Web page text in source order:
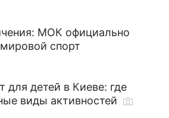
МОК официально
спорт
для детей в Киеве: где
виды активностей